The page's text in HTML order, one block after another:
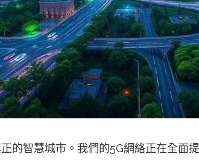
的智慧城市。我們的5G網絡正在全面